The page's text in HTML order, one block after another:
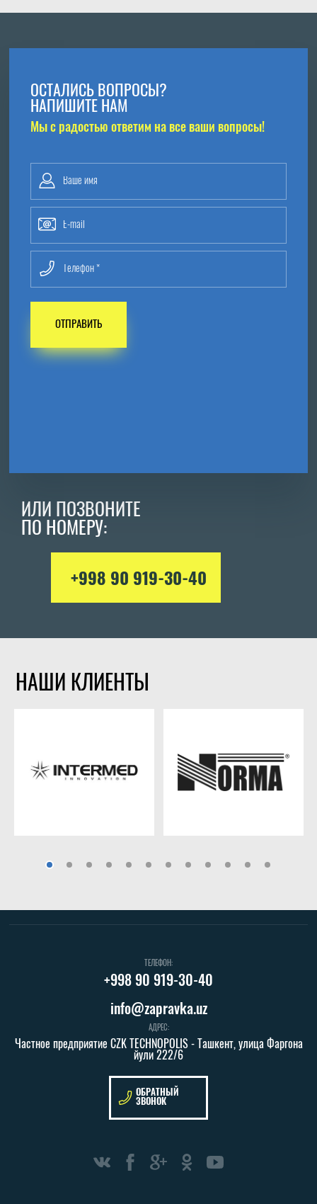
ИЛИ ПОЗВОНИТЕ
ПО НОМЕРУ:
+998 90 919-30-40
ОСТАЛИСЬ ВОПРОСЫ?
НАПИШИТЕ НАМ
Мы с радостью ответим на все ваши вопросы!
ОТПРАВИТЬ
НАШИ КЛИЕНТЫ
ТЕЛЕФОН:
+998 90 919-30-40
info@zapravka.uz
АДРЕС:
Частное предприятие CZK TECHNOPOLIS - Ташкент, улица Фаргона
йули 222/6
ОБРАТНЫЙ
ЗВОНОК